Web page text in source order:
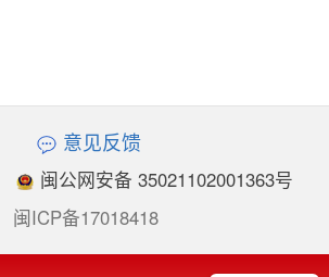
意见反馈
闽公网安备 35021102001363号
闽ICP备17018418